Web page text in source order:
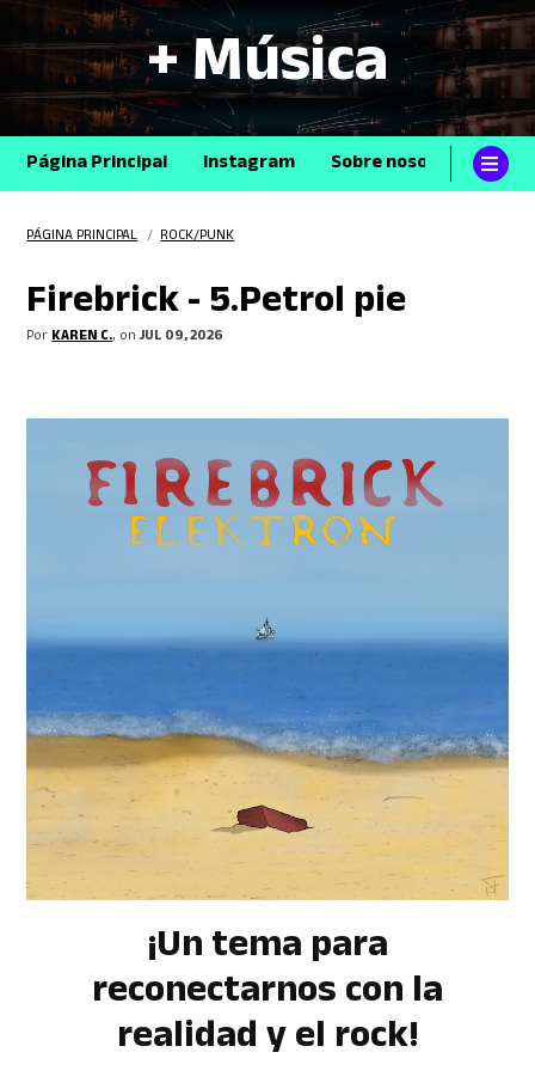
+ Música
Página Principal Instagram Sobre nosotros
PÁGINA PRINCIPAL /ROCK/PUNK
Firebrick - 5.Petrol pie
PorKAREN C., onJUL 09, 2026
¡Un tema para
reconectarnos con la
realidad y el rock!